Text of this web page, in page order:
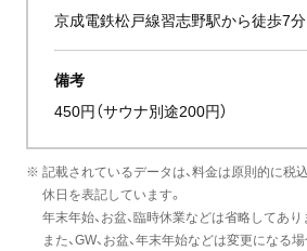
京成電鉄松戸線習志野駅から徒歩7分
備考
450円（サウナ別途200円）
※ 記載されているデータは、料金は原則的に税
休日を表記しています。
年末年始、お盆、臨時休業などは省略してあり
また、GW、お盆、年末年始などは変更になる